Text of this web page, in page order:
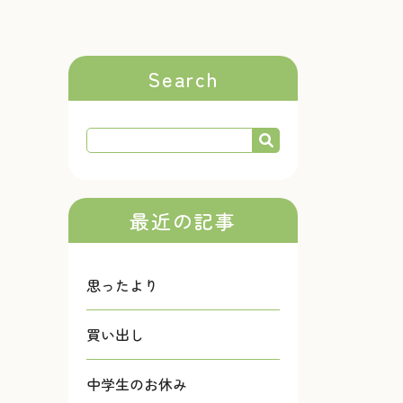
Search
最近の記事
思ったより
買い出し
中学生のお休み